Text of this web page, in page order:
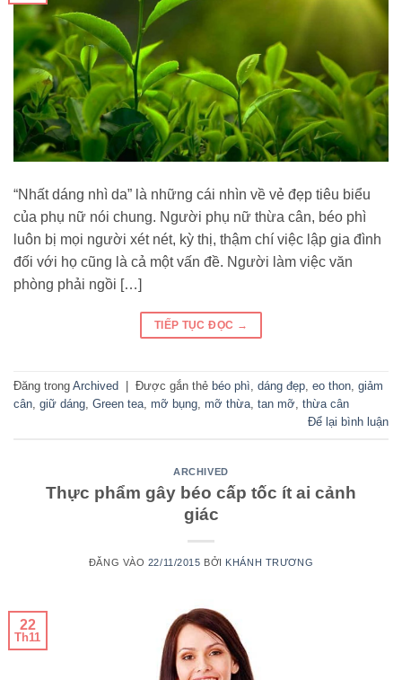
“Nhất dáng nhì da” là những cái nhìn về vẻ đẹp tiêu biểu
của phụ nữ nói chung. Người phụ nữ thừa cân, béo phì
luôn bị mọi người xét nét, kỳ thị, thậm chí việc lập gia đình
đối với họ cũng là cả một vấn đề. Người làm việc văn
phòng phải ngồi […]
TIẾP TỤC ĐỌC →
Đăng trong Archived Được gắn thẻ béo phì, dáng đẹp, eo thon, giảm
cân, giữ dáng, Green tea, mỡ bụng, mỡ thừa, tan mỡ, thừa cân
Để lại bình luận
ARCHIVED
Thực phẩm gây béo cấp tốc ít ai cảnh
giác
ĐĂNG VÀO 22/11/2015 BỞI KHÁNH TRƯƠNG
22
Th11